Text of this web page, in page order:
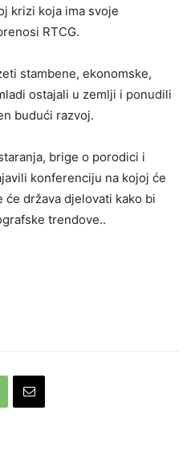
krizi koja ima svoje
RTCG.
stambene, ekonomske,
ostajali u zemlji i ponudili
budući razvoj.
brige o porodici i
konferenciju na kojoj će
država djelovati kako bi
trendove..